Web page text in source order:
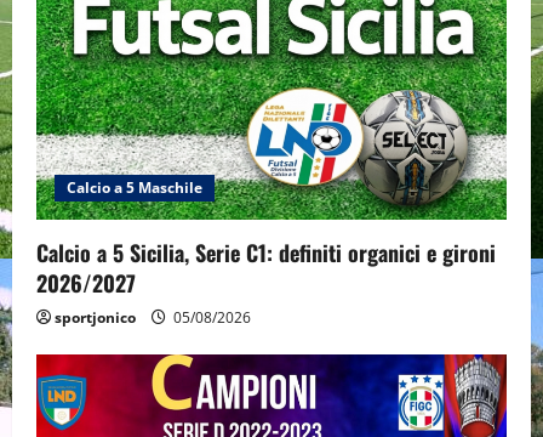
Calcio a 5 Maschile
Calcio a 5 Sicilia, Serie C1: definiti organici e gironi
2026/2027
sportjonico 05/08/2026